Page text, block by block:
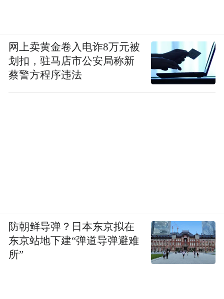
网上卖黄金卷入电诈8万元被
划扣，驻马店市公安局称新
蔡警方程序违法
防朝鲜导弹？日本东京拟在
东京站地下建“弹道导弹避难
所”